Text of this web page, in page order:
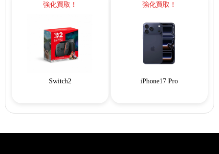
強化買取！
Switch2
強化買取！
iPhone17 Pro